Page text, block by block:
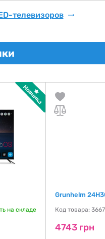
телевизоров
на складе
Grunhelm
Код товара:
4743 грн